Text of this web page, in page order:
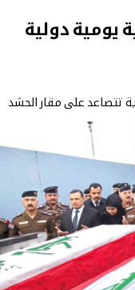
يومية دولية
تتصاعد على مقار الحشد